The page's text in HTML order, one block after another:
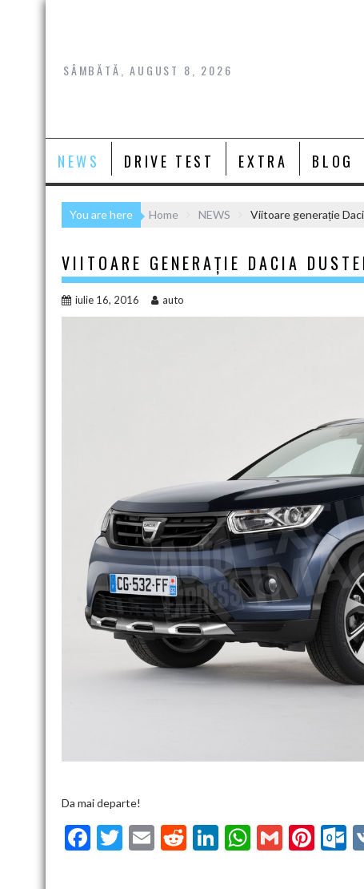
Skip
SÂMBĂTĂ, AUGUST 8, 2026
NEWS DRIVE TEST EXTRA BLOG
You are here Home NEWS Viitoare generație
VIITOARE GENERAȚIE DACIA
iulie 16, 2016 auto
Da mai departe!
F
T
E
R
Li W G
Pi